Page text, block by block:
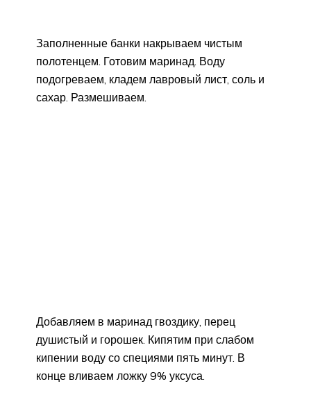
Заполненные банки накрываем чистым
полотенцем. Готовим маринад. Воду
подогреваем, кладем лавровый лист, соль и
сахар. Размешиваем.
Добавляем в маринад гвоздику, перец
душистый и горошек. Кипятим при слабом
кипении воду со специями пять минут. В
конце вливаем ложку 9% уксуса.